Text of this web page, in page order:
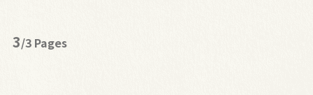
3/3 Pages